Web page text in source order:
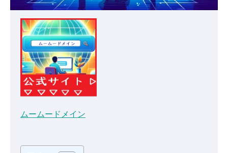
ムームードメイン